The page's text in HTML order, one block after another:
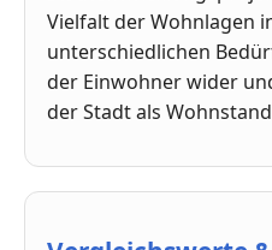
Vielfalt der Wohnlagen
unterschiedlichen
der Einwohner wider
der Stadt als